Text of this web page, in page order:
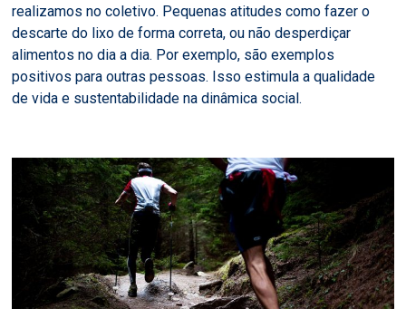
realizamos no coletivo. Pequenas atitudes como fazer o
descarte do lixo de forma correta, ou não desperdiçar
alimentos no dia a dia. Por exemplo, são exemplos
positivos para outras pessoas. Isso estimula a qualidade
de vida e sustentabilidade na dinâmica social.